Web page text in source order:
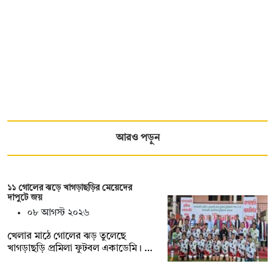
আরও পড়ুন
১১ গোলের ঝড়ে খাগড়াছড়ির মেয়েদের
দাপুটে জয়
০৮ আগস্ট ২০২৬
খেলার মাঠে গোলের ঝড় তুলেছে
খাগড়াছড়ি প্রমিলা ফুটবল একাডেমি। …